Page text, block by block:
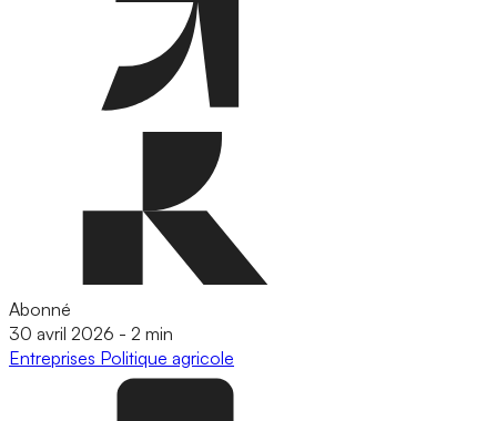
Abonné
30 avril 2026 - 2 min
Entreprises Politique agricole